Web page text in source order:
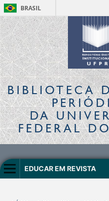
BRASIL
BIBLIOTECA
DA
FEDERAL
EDUCAR EM REVISTA